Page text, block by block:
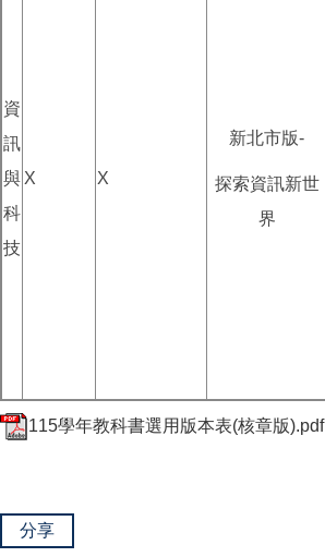
資
訊
與
科
技
X X
新北市版-
探索資訊新世
界
115學年教科書選用版本表(核章版).pdf
分享